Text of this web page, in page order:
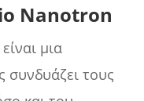
Nanotron
μια
τους